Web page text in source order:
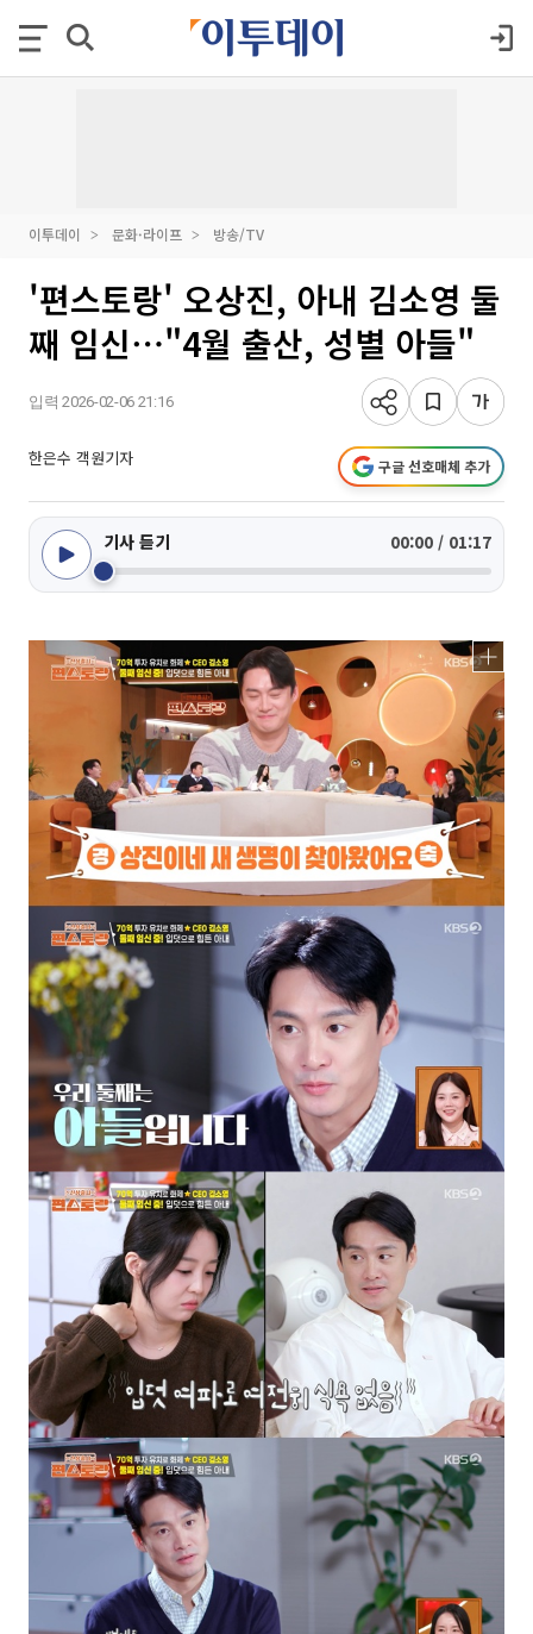
이투데이 문화·라이프 방송/TV
'편스토랑' 오상진, 아내 김소영 둘
째 임신⋯"4월 출산, 성별 아들"
입력 2026-02-06 21:16
한은수 객원기자 구글 선호매체 추가
기사 듣기 00:00 / 01:17